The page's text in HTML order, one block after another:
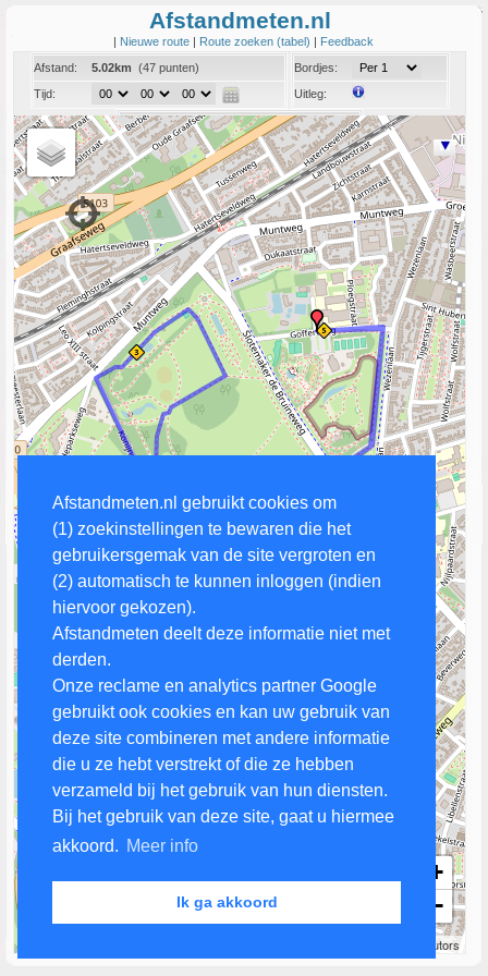
Afstandmeten.nl gebruikt cookies om
(1) zoekinstellingen te bewaren die het
gebruikersgemak van de site vergroten en
(2) automatisch te kunnen inloggen (indien
hiervoor gekozen).
Afstandmeten deelt deze informatie niet met
derden.
Onze reclame en analytics partner Google
gebruikt ook cookies en kan uw gebruik van
deze site combineren met andere informatie
die u ze hebt verstrekt of die ze hebben
verzameld bij het gebruik van hun diensten.
Bij het gebruik van deze site, gaat u hiermee
akkoord. Meer info
Ik ga akkoord
Afstandmeten.nl
| Nieuwe route | Route zoeken (tabel) | Feedback
Afstand:
5.02km (47 punten)
Tijd:
Bordjes:
Uitleg:
Coord:
Info:Link naar deze route
+
−
contributors